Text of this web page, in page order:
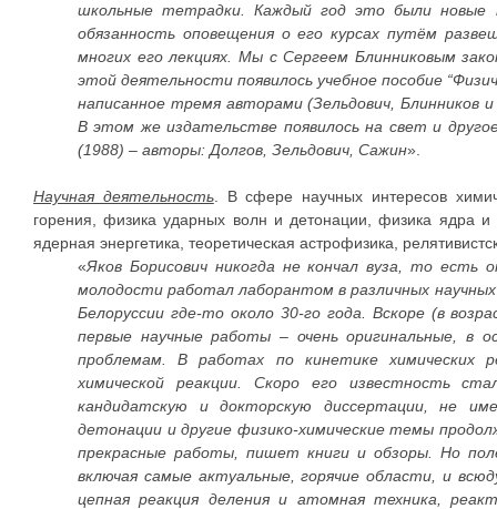
школьные тетрадки. Каждый год это были
обязанность оповещения о его курсах путём
многих его лекциях. Мы с Сергеем Блинниковым
этой деятельности появилось учебное пособие
написанное тремя авторами (Зельдович,
В этом же издательстве появилось на свет и
(1988) – авторы: Долгов, Зельдович, Сажин».
Научная деятельность. В сфере научных интересов
горения, физика ударных волн и детонации, физика ядра
ядерная энергетика, теоретическая астрофизика,
«Яков Борисович никогда не кончал вуза, то есть
молодости работал лаборантом в различных
Белоруссии где-то около 30-го года. Вскоре (в
первые научные работы – очень оригинальные, в
проблемам. В работах по кинетике химических
химической реакции. Скоро его известность
кандидатскую и докторскую диссертации, не
детонации и другие физико-химические темы
прекрасные работы, пишет книги и обзоры. Но
включая самые актуальные, горячие области, и
цепная реакция деления и атомная техника,